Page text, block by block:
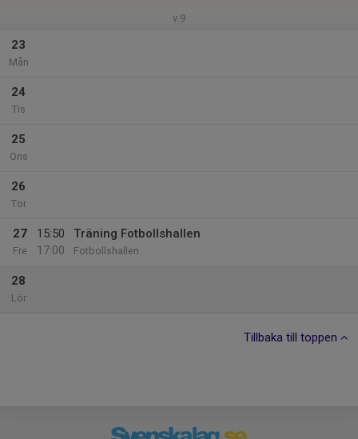
v.9
23
Mån
24
Tis
25
Ons
26
Tor
27
Fre
15:50
17:00
Träning Fotbollshallen
Fotbollshallen
28
Lör
Tillbaka till toppen